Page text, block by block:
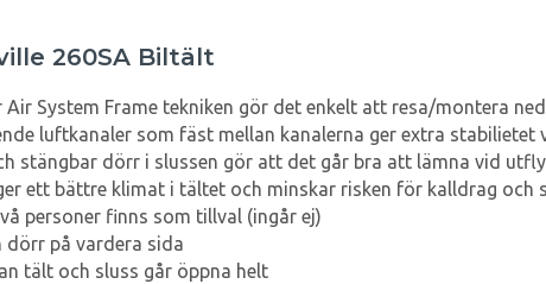
260SA Biltält
Air System Frame tekniken gör det enkelt att resa/montera
luftkanaler som fäst mellan kanalerna ger extra stabilietet
stängbar dörr i slussen gör att det går bra att lämna vid
ett bättre klimat i tältet och minskar risken för kalldrag och
personer finns som tillval (ingår ej)
dörr på vardera sida
tält och sluss går öppna helt